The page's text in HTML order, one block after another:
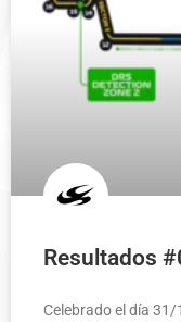
Resultados
Celebrado el día